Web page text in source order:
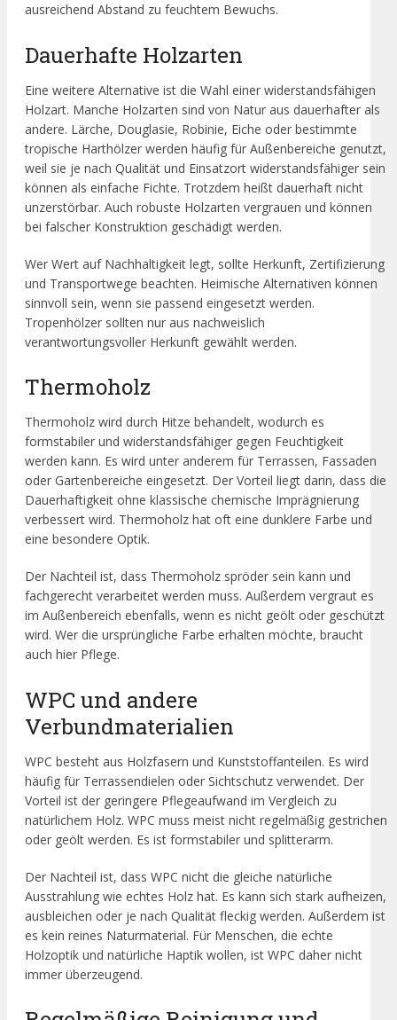
ausreichend Abstand zu feuchtem Bewuchs.
Dauerhafte Holzarten
Eine weitere Alternative ist die Wahl einer widerstandsfähigen
Holzart. Manche Holzarten sind von Natur aus dauerhafter als
andere. Lärche, Douglasie, Robinie, Eiche oder bestimmte
tropische Harthölzer werden häufig für Außenbereiche genutzt,
weil sie je nach Qualität und Einsatzort widerstandsfähiger sein
können als einfache Fichte. Trotzdem heißt dauerhaft nicht
unzerstörbar. Auch robuste Holzarten vergrauen und können
bei falscher Konstruktion geschädigt werden.
Wer Wert auf Nachhaltigkeit legt, sollte Herkunft, Zertifizierung
und Transportwege beachten. Heimische Alternativen können
sinnvoll sein, wenn sie passend eingesetzt werden.
Tropenhölzer sollten nur aus nachweislich
verantwortungsvoller Herkunft gewählt werden.
Thermoholz
Thermoholz wird durch Hitze behandelt, wodurch es
formstabiler und widerstandsfähiger gegen Feuchtigkeit
werden kann. Es wird unter anderem für Terrassen, Fassaden
oder Gartenbereiche eingesetzt. Der Vorteil liegt darin, dass die
Dauerhaftigkeit ohne klassische chemische Imprägnierung
verbessert wird. Thermoholz hat oft eine dunklere Farbe und
eine besondere Optik.
Der Nachteil ist, dass Thermoholz spröder sein kann und
fachgerecht verarbeitet werden muss. Außerdem vergraut es
im Außenbereich ebenfalls, wenn es nicht geölt oder geschützt
wird. Wer die ursprüngliche Farbe erhalten möchte, braucht
auch hier Pflege.
WPC und andere
Verbundmaterialien
WPC besteht aus Holzfasern und Kunststoffanteilen. Es wird
häufig für Terrassendielen oder Sichtschutz verwendet. Der
Vorteil ist der geringere Pflegeaufwand im Vergleich zu
natürlichem Holz. WPC muss meist nicht regelmäßig gestrichen
oder geölt werden. Es ist formstabiler und splitterarm.
Der Nachteil ist, dass WPC nicht die gleiche natürliche
Ausstrahlung wie echtes Holz hat. Es kann sich stark aufheizen,
ausbleichen oder je nach Qualität fleckig werden. Außerdem ist
es kein reines Naturmaterial. Für Menschen, die echte
Holzoptik und natürliche Haptik wollen, ist WPC daher nicht
immer überzeugend.